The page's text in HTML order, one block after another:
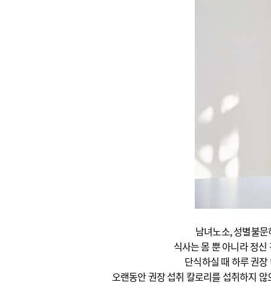
남녀노소, 성별불
식사는 몸 뿐 아니라 정
단식하실 때 하루 권
오랜동안 권장 섭취 칼로리를 섭취하지